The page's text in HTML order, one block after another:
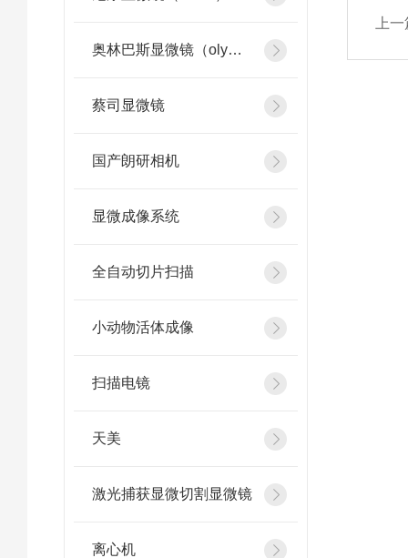
奥林巴斯显微镜（olympus）
蔡司显微镜
国产朗研相机
显微成像系统
全自动切片扫描
小动物活体成像
扫描电镜
天美
激光捕获显微切割显微镜
离心机
上